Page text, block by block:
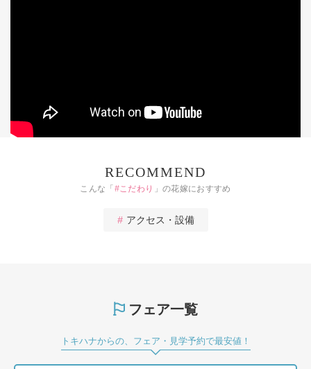
RECOMMEND
こんな「 #こだわり 」の花嫁におすすめ
アクセス・設備
フェア一覧
トキハナからの、フェア・見学予約で最安値！